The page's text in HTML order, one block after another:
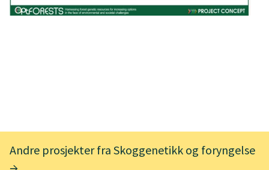
Andre prosjekter fra Skoggenetikk og foryngelse